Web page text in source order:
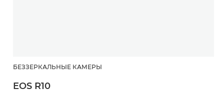
БЕЗЗЕРКАЛЬНЫЕ КАМЕРЫ
EOS R10